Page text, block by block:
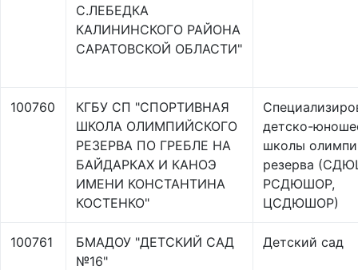
С.ЛЕБЕДКА
КАЛИНИНСКОГО РАЙОНА
САРАТОВСКОЙ ОБЛАСТИ"
100760
КГБУ СП "СПОРТИВНАЯ
ШКОЛА ОЛИМПИЙСКОГО
РЕЗЕРВА ПО ГРЕБЛЕ НА
БАЙДАРКАХ И КАНОЭ
ИМЕНИ КОНСТАНТИНА
КОСТЕНКО"
детско-
школы
резерва
РСДЮШОР,
ЦСДЮШОР)
100761
БМАДОУ "ДЕТСКИЙ САД
№16"
Детский сад